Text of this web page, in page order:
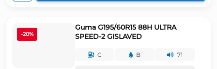
-20%
Guma G195/60R15 88H ULTRA
SPEED-2 GISLAVED
C B 71